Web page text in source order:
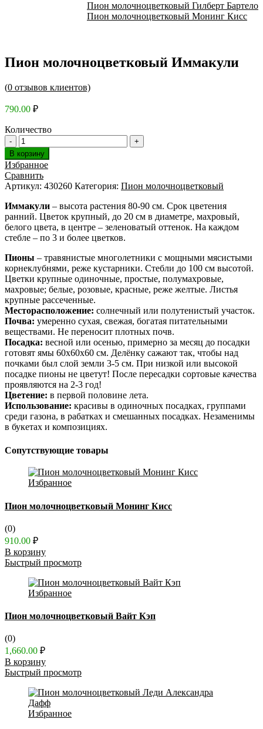
Пион молочноцветковый Гилберт Бартело
Пион молочноцветковый Монинг Кисс
Пион молочноцветковый Иммакули
(0 отзывов клиентов)
790.00 ₽
Количество
В корзину
Избранное
Сравнить
Артикул: 430260 Категория: Пион молочноцветковый
Иммакули – высота растения 80-90 см. Срок цветения
ранний. Цветок крупный, до 20 см в диаметре, махровый,
белого цвета, в центре – зеленоватый оттенок. На каждом
стебле – по 3 и более цветков.
Пионы – травянистые многолетники с мощными мясистыми
корнеклубнями, реже кустарники. Стебли до 100 см высотой.
Цветки крупные одиночные, простые, полумахровые,
махровые; белые, розовые, красные, реже желтые. Листья
крупные рассеченные.
Месторасположение: солнечный или полутенистый участок.
Почва: умеренно сухая, свежая, богатая питательными
веществами. Не переносит плотных почв.
Посадка: весной или осенью, примерно за месяц до посадки
готовят ямы 60х60х60 см. Делёнку сажают так, чтобы над
почками был слой земли 3-5 см. При низкой или высокой
посадке пионы не цветут! После пересадки сортовые качества
проявляются на 2-3 год!
Цветение: в первой половине лета.
Использование: красивы в одиночных посадках, группами
среди газона, в рабатках и смешанных посадках. Незаменимы
в букетах и композициях.
Сопутствующие товары
Избранное
Пион молочноцветковый Монинг Кисс
(0)
910.00 ₽
В корзину
Быстрый просмотр
Избранное
Пион молочноцветковый Вайт Кэп
(0)
1,660.00 ₽
В корзину
Быстрый просмотр
Избранное